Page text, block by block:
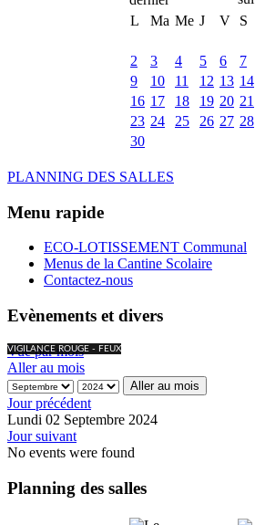
L
Ma Me J V S
2
3 4 5 6 7
9
10 11 12 13 14
16 17 18 19 20 21
23 24 25 26 27 28
30
PLANNING DES SALLES
Menu rapide
ECO-LOTISSEMENT Communal
Menus de la Cantine Scolaire
Contactez-nous
Evènements et divers
VIGILANCE ROUGE - FEUX
Vue par mois
Aller au mois
Aller au mois
Jour précédent
Lundi 02 Septembre 2024
Jour suivant
No events were found
Planning des salles